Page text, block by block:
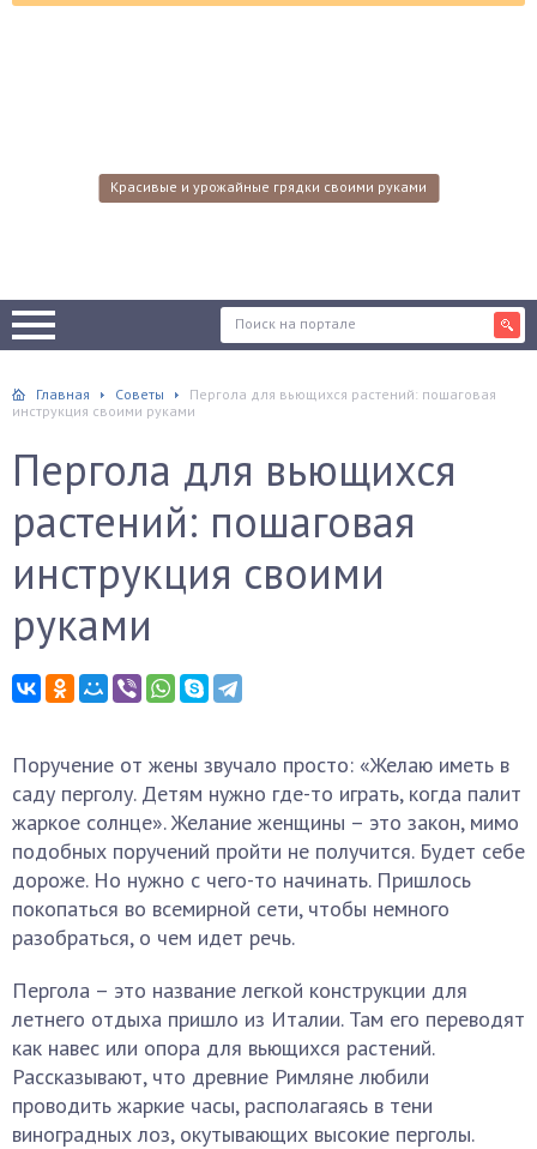
Красивые и урожайные грядки своими руками
Главная Советы
Пергола для вьющихся растений: пошаговая
инструкция своими руками
Пергола для вьющихся
растений: пошаговая
инструкция своими
руками
Поручение от жены звучало просто: «Желаю иметь в
саду перголу. Детям нужно где-то играть, когда палит
жаркое солнце». Желание женщины – это закон, мимо
подобных поручений пройти не получится. Будет себе
дороже. Но нужно с чего-то начинать. Пришлось
покопаться во всемирной сети, чтобы немного
разобраться, о чем идет речь.
Пергола – это название легкой конструкции для
летнего отдыха пришло из Италии. Там его переводят
как навес или опора для вьющихся растений.
Рассказывают, что древние Римляне любили
проводить жаркие часы, располагаясь в тени
виноградных лоз, окутывающих высокие перголы.